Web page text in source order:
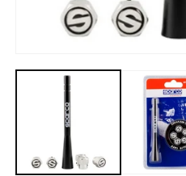
media